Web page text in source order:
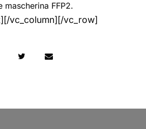
mascherina FFP2.
vc_column][/vc_row]